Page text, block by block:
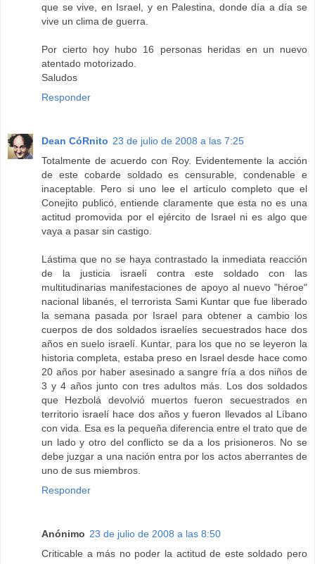
que se vive, en Israel, y en Palestina, donde día a día se
vive un clima de guerra.
Por cierto hoy hubo 16 personas heridas en un nuevo
atentado motorizado.
Saludos
Responder
Dean CóRnito 23 de julio de 2008 a las 7:25
Totalmente de acuerdo con Roy. Evidentemente la acción
de este cobarde soldado es censurable, condenable e
inaceptable. Pero si uno lee el artículo completo que el
Conejito publicó, entiende claramente que esta no es una
actitud promovida por el ejército de Israel ni es algo que
vaya a pasar sin castigo.
Lástima que no se haya contrastado la inmediata reacción
de la justicia israelí contra este soldado con las
multitudinarias manifestaciones de apoyo al nuevo "héroe"
nacional libanés, el terrorista Sami Kuntar que fue liberado
la semana pasada por Israel para obtener a cambio los
cuerpos de dos soldados israelíes secuestrados hace dos
años en suelo israelí. Kuntar, para los que no se leyeron la
historia completa, estaba preso en Israel desde hace como
20 años por haber asesinado a sangre fría a dos niños de
3 y 4 años junto con tres adultos más. Los dos soldados
que Hezbolá devolvió muertos fueron secuestrados en
territorio israelí hace dos años y fueron llevados al Líbano
con vida. Esa es la pequeña diferencia entre el trato que de
un lado y otro del conflicto se da a los prisioneros. No se
debe juzgar a una nación entra por los actos aberrantes de
uno de sus miembros.
Responder
Anónimo 23 de julio de 2008 a las 8:50
Criticable a más no poder la actitud de este soldado pero